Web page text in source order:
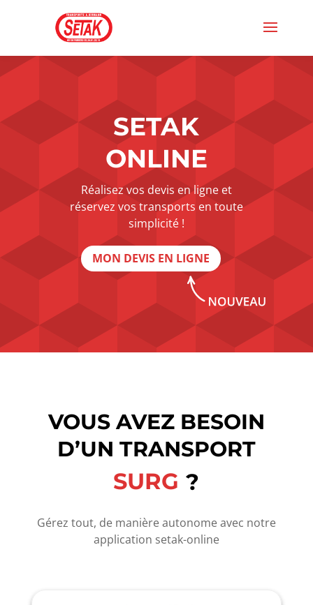
SETAK
ONLINE
Réalisez vos devis en ligne et
réservez vos transports en toute
simplicité !
MON DEVIS EN LIGNE
VOUS AVEZ BESOIN
D’UN TRANSPORT
SURGELÉ
Gérez tout, de manière autonome avec notre
application setak-online